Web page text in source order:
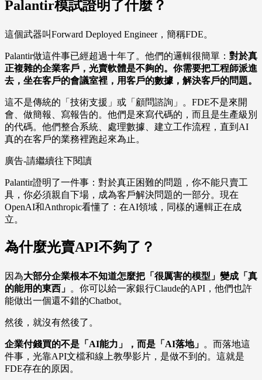
Palantir模試證明了什麼？
這個武器叫Forward Deployed Engineer，簡稱FDE。
Palantir做這件事已經超過十年了。他們的邏輯很簡單： 對於真
正複雜的企業客戶，光賣軟體是不夠的。你需要把工程師派進
去，坐在客戶的會議室裡，用客戶的數據，解決客戶的問題。
這不是傳統的「技術支援」或「顧問諮詢」。FDE不是來開
會、做簡報、寫報告的。他們是來寫代碼的，而且是生產級別
的代碼。他們整合系統、處理數據、建立工作流程，直到AI
真的在客戶的業務裡跑起來為止。
廣告-請繼續往下閱讀
Palantir證明了一件事：對於真正困難的問題，你不能只賣工
具，你必須親自下場，成為客戶解決問題的一部分。現在
OpenAI和Anthropic看懂了：在AI領域，同樣的邏輯正在成
立。
為什麼光賣API不夠了？
因為大部分企業根本不知道怎麼把「很厲害的模型」變成「真
的能用的東西」 。你可以給一家銀行Claude的API，他們也許
能做出一個還不錯的Chatbot。
然後，就沒有然後了。
企業付錢買的不是「AI能力」，而是「AI落地」 。而落地這
件事，光靠API文檔和線上教學影片，是做不到的。這就是
FDE存在的原因。